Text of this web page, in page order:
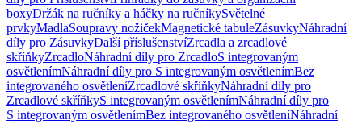
boxyDržák na ručníky a háčky na ručníkySvětelné
prvkyMadlaSoupravy nožičekMagnetické tabuleZásuvkyNáhradní
díly pro ZásuvkyDalší příslušenstvíZrcadla a zrcadlové
skříňkyZrcadloNáhradní díly pro ZrcadloS integrovaným
osvětlenímNáhradní díly pro S integrovaným osvětlenímBez
integrovaného osvětleníZrcadlové skříňkyNáhradní díly pro
Zrcadlové skříňkyS integrovaným osvětlenímNáhradní díly pro
S integrovaným osvětlenímBez integrovaného osvětleníNáhradní